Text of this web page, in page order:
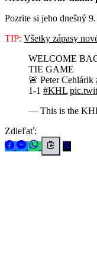
Pozrite si jeho dnešný
TIP: Všetky zápasy
WELCOME
TIE GAME
🚨 Peter Cehlárik
1-1 #KHL
— This is the
Zdieľať: